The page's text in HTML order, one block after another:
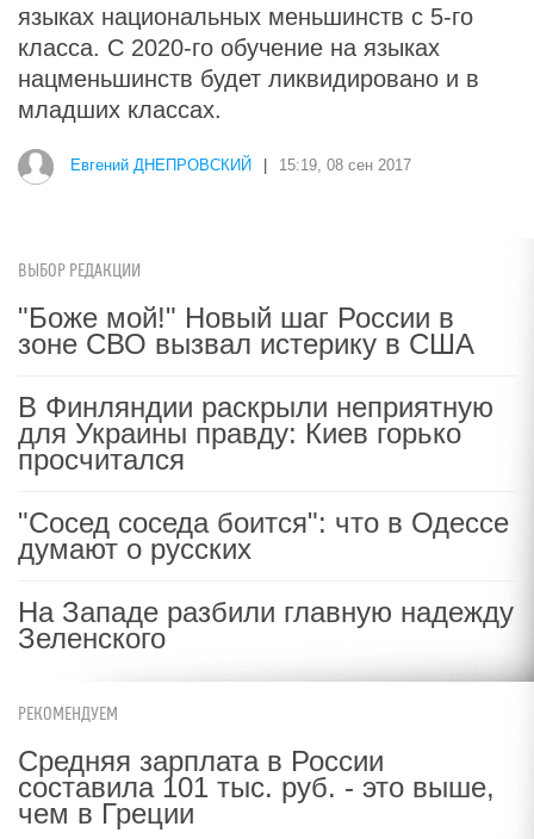
языках национальных меньшинств с 5-го
класса. С 2020-го обучение на языках
нацменьшинств будет ликвидировано и в
младших классах.
Евгений ДНЕПРОВСКИЙ 15:19, 08 сен 2017
ВЫБОР РЕДАКЦИИ
"Боже мой!" Новый шаг России в
зоне СВО вызвал истерику в США
В Финляндии раскрыли неприятную
для Украины правду: Киев горько
просчитался
"Сосед соседа боится": что в Одессе
думают о русских
На Западе разбили главную надежду
Зеленского
РЕКОМЕНДУЕМ
Средняя зарплата в России
составила 101 тыс. руб. - это выше,
чем в Греции